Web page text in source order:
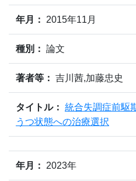
年月： 2015年11月
種別： 論文
著者等： 吉川茜,加藤忠史
タイトル： 統合失調症前駆
うつ状態への治療選択
年月： 2023年